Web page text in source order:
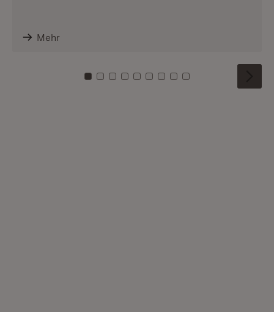
Mehr
Zu Kachel: 0
Zu Kachel: 1
Zu Kachel: 2
Zu Kachel: 3
Zu Kachel: 4
Zu Kachel: 5
Zu Kachel: 6
Zu Kachel: 7
Zu Kachel: 8